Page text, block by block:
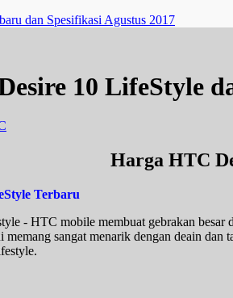
dan Spesifikasi Agustus 2017
10 LifeStyle
Harga HTC
Terbaru
- HTC mobile membuat gebrakan
memang sangat menarik dengan deain